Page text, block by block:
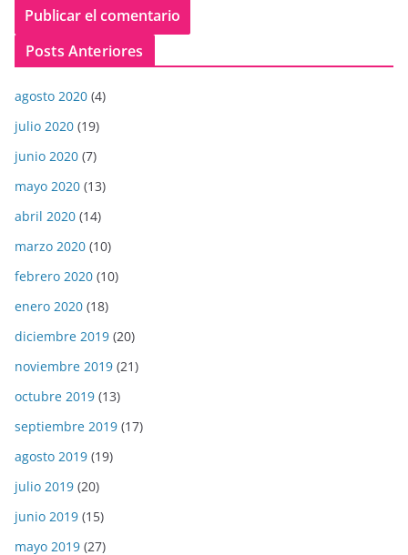
Posts Anteriores
agosto 2020 (4)
julio 2020 (19)
junio 2020 (7)
mayo 2020 (13)
abril 2020 (14)
marzo 2020 (10)
febrero 2020 (10)
enero 2020 (18)
diciembre 2019 (20)
noviembre 2019 (21)
octubre 2019 (13)
septiembre 2019 (17)
agosto 2019 (19)
julio 2019 (20)
junio 2019 (15)
mayo 2019 (27)